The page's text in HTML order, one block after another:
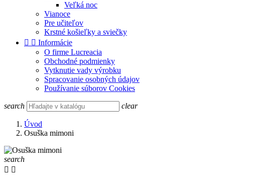
Veľká noc
Vianoce
Pre učiteľov
Krstné košieľky a sviečky
  Informácie
O firme Lucreacia
Obchodné podmienky
Vytknutie vady výrobku
Spracovanie osobných údajov
Používanie súborov Cookies
search clear
Úvod
Osuška mimoni
search
 